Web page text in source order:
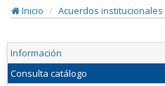
Inicio
Acuerdos institucionales
Información
Consulta catálogo